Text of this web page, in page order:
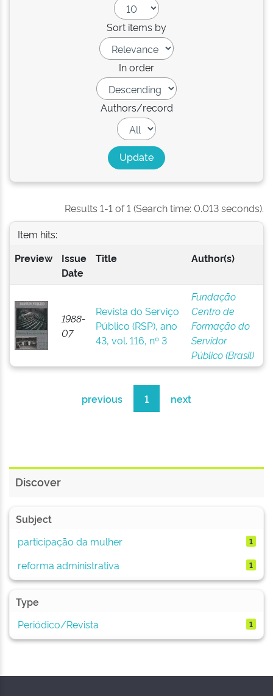
Sort items by
In order
Authors/record
Results 1-1 of 1 (Search time: 0.013 seconds).
Item hits:
Preview
Issue
Date
Title Author(s)
1988-
07
Revista do Serviço
Público (RSP), ano
43, vol. 116, nº 3
Fundação
Centro de
Formação do
Servidor
Público (Brasil)
previous 1 next
Discover
Subject
participação da mulher
1
reforma administrativa 1
Type
Periódico/Revista
1